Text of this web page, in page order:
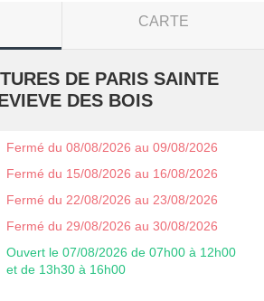
CARTE
DE PARIS SAINTE
DES BOIS
Fermé du 08/08/2026 au 09/08/2026
Fermé du 15/08/2026 au 16/08/2026
Fermé du 22/08/2026 au 23/08/2026
Fermé du 29/08/2026 au 30/08/2026
Ouvert le 07/08/2026 de 07h00 à 12h00
et de 13h30 à 16h00